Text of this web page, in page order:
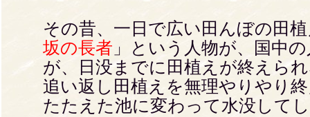
その昔、一日で広い田んぼの田
坂の長者 」という人物が、国中
が、日没までに田植えが終えら
追い返し田植えを無理やりやり
たたえた池に変わって水没して